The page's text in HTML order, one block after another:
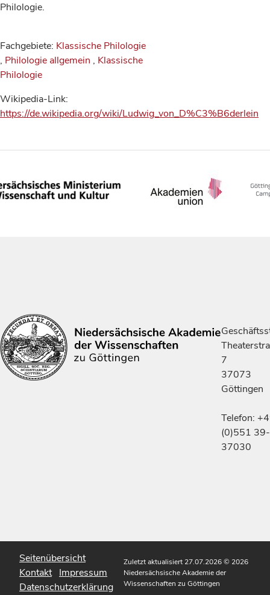
Philologie.
Fachgebiete: Klassische Philologie
, Philologie allgemein , Klassische
Philologie
Wikipedia-Link:
https://de.wikipedia.org/wiki/Ludwig_von_D%C3%B6derlein
7
37073
Göttingen
Telefon:
(0)551 39-
37030
Seitenübersicht
Kontakt Impressum
Datenschutzerklärung
Zuletzt aktualisiert 27.07.2026© 2026
Niedersächsische Akademie der
Wissenschaften zu Göttingen